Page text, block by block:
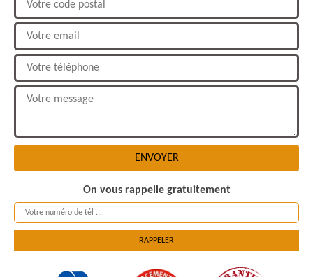
On vous rappelle gratuitement